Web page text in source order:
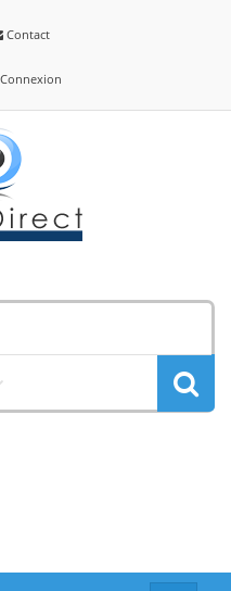
Contact
Connexion